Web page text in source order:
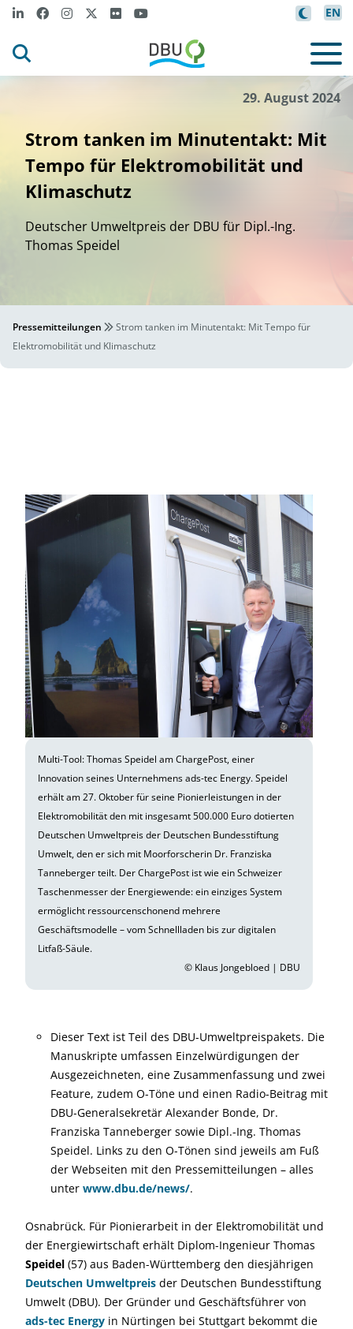
EN
Luck
an
- s
ock
.adobe
co
29. August 2024
Strom tanken im Minutentakt: Mit
Tempo für Elektromobilität und
Klimaschutz
Deutscher Umweltpreis der DBU für Dipl.-Ing.
Thomas Speidel
Pressemitteilungen
Strom tanken im Minutentakt: Mit Tempo für
Elektromobilität und Klimaschutz
Multi-Tool: Thomas Speidel am ChargePost, einer
Innovation seines Unternehmens ads-tec Energy. Speidel
erhält am 27. Oktober für seine Pionierleistungen in der
Elektromobilität den mit insgesamt 500.000 Euro dotierten
Deutschen Umweltpreis der Deutschen Bundesstiftung
Umwelt, den er sich mit Moorforscherin Dr. Franziska
Tanneberger teilt. Der ChargePost ist wie ein Schweizer
Taschenmesser der Energiewende: ein einziges System
ermöglicht ressourcenschonend mehrere
Geschäftsmodelle – vom Schnellladen bis zur digitalen
Litfaß-Säule.
© Klaus Jongebloed | DBU
Dieser Text ist Teil des DBU-Umweltpreispakets. Die
Manuskripte umfassen Einzelwürdigungen der
Ausgezeichneten, eine Zusammenfassung und zwei
Feature, zudem O-Töne und einen Radio-Beitrag mit
DBU-Generalsekretär Alexander Bonde, Dr.
Franziska Tanneberger sowie Dipl.-Ing. Thomas
Speidel. Links zu den O-Tönen sind jeweils am Fuß
der Webseiten mit den Pressemitteilungen – alles
unter www.dbu.de/news/.
Osnabrück. Für Pionierarbeit in der Elektromobilität und
der Energiewirtschaft erhält Diplom-Ingenieur Thomas
Speidel (57) aus Baden-Württemberg den diesjährigen
Deutschen Umweltpreis der Deutschen Bundesstiftung
Umwelt (DBU). Der Gründer und Geschäftsführer von
ads-tec Energy in Nürtingen bei Stuttgart bekommt die